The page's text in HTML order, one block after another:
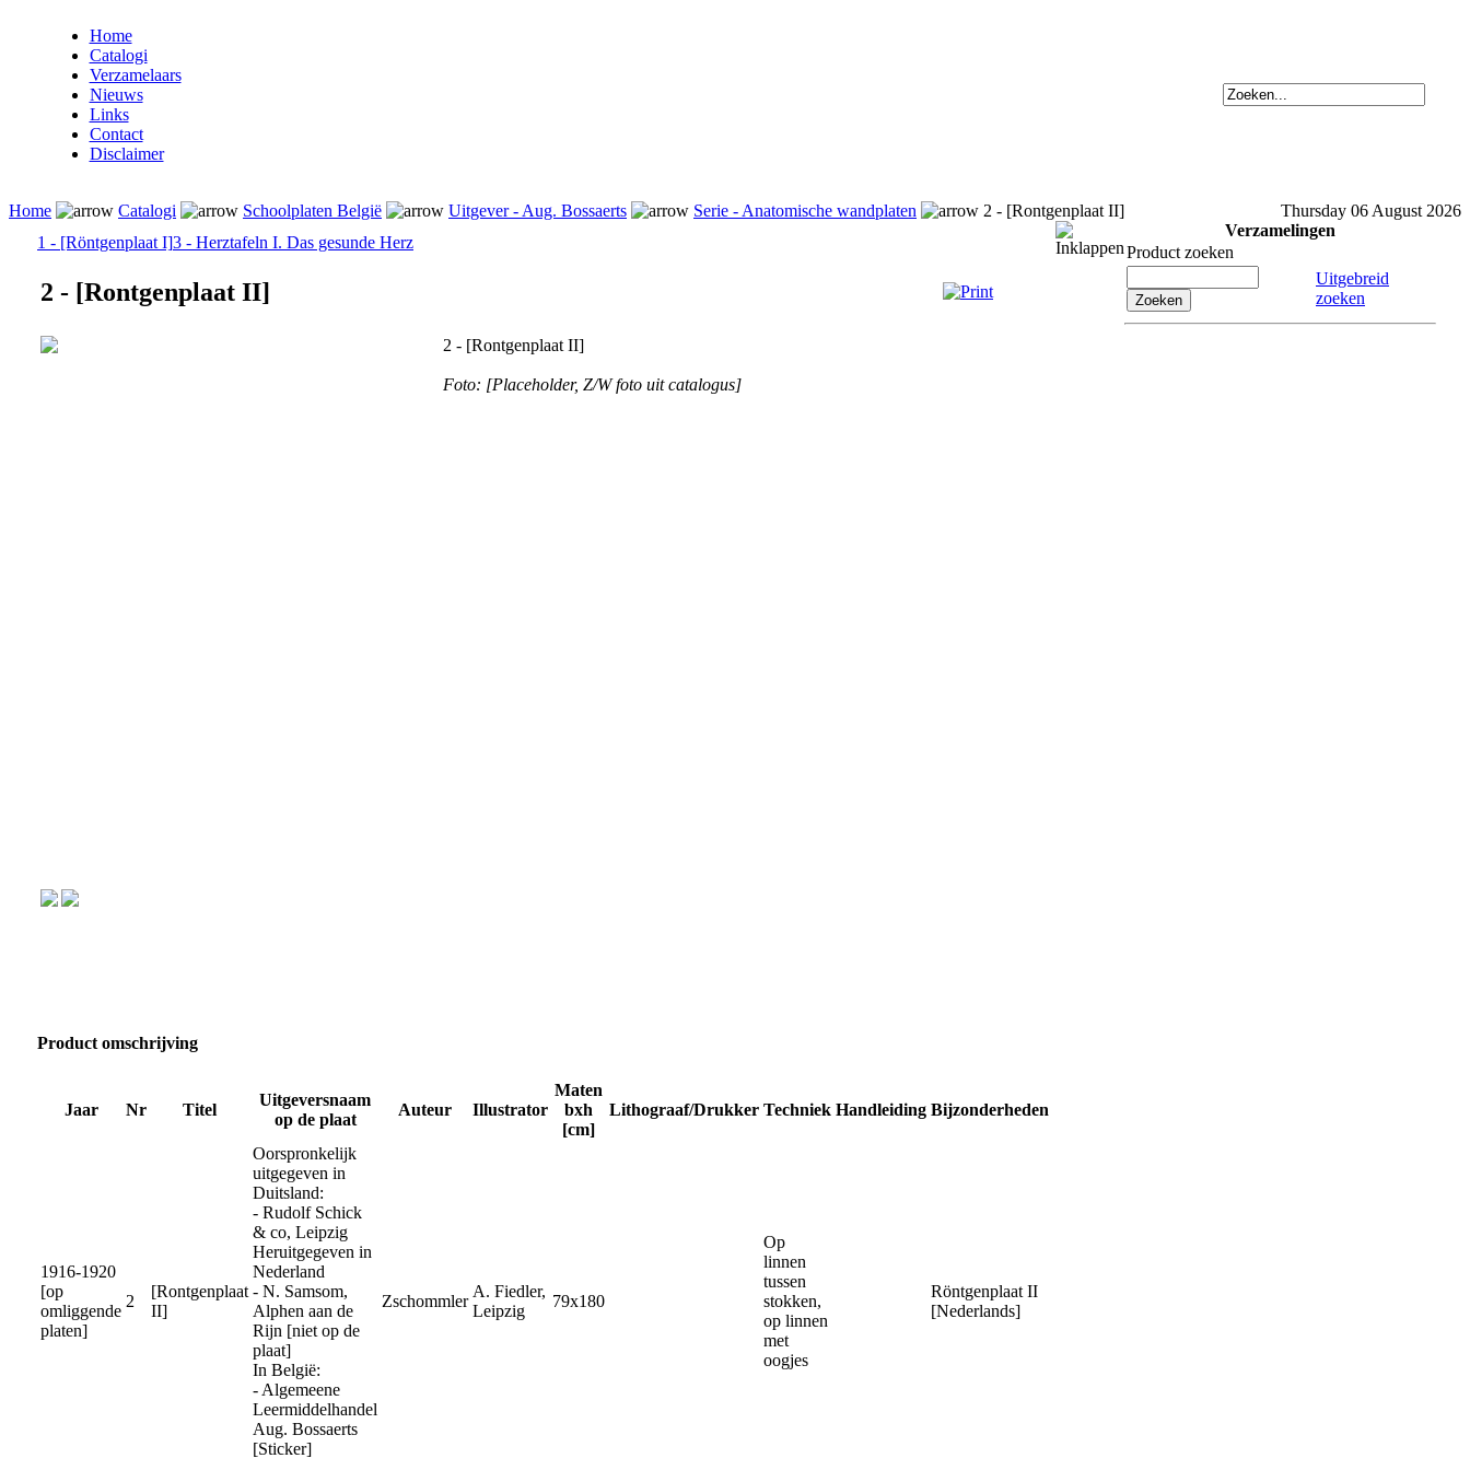
Home
Catalogi
Verzamelaars
Nieuws
Links
Contact
Disclaimer
Home Catalogi Schoolplaten België Uitgever - Aug. Bossaerts Serie - Anatomische wandplaten 2 - [Rontgenplaat II]
Thursday 06 August 2026
1 - [Röntgenplaat I]3 - Herztafeln I. Das gesunde Herz
2 - [Rontgenplaat II]
2 - [Rontgenplaat II]
Foto: [Placeholder, Z/W foto uit catalogus]
Product omschrijving
Jaar Nr Titel
Uitgeversnaam
op de plaat
Auteur Illustrator
Maten
bxh
[cm]
Lithograaf/Drukker Techniek Handleiding Bijzonderheden
1916-1920
[op
omliggende
platen]
2
[Rontgenplaat
II]
Oorspronkelijk
uitgegeven in
Duitsland:
- Rudolf Schick
& co, Leipzig
Heruitgegeven in
Nederland
- N. Samsom,
Alphen aan de
Rijn [niet op de
plaat]
In België:
- Algemeene
Leermiddelhandel
Aug. Bossaerts
[Sticker]
Zschommler
A. Fiedler,
Leipzig
79x180
Op
linnen
tussen
stokken,
op linnen
met
oogjes
Röntgenplaat II
[Nederlands]
Verzamelingen
Product zoeken
Uitgebreid
zoeken